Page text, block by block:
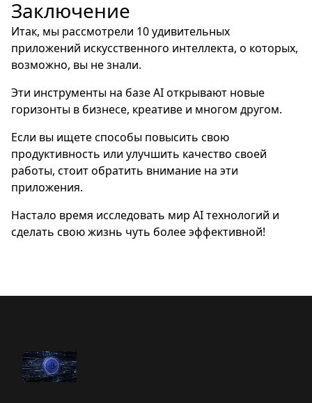
Заключение
Итак, мы рассмотрели 10 удивительных
приложений искусственного интеллекта, о которых,
возможно, вы не знали.
Эти инструменты на базе AI открывают новые
горизонты в бизнесе, креативе и многом другом.
Если вы ищете способы повысить свою
продуктивность или улучшить качество своей
работы, стоит обратить внимание на эти
приложения.
Настало время исследовать мир AI технологий и
сделать свою жизнь чуть более эффективной!